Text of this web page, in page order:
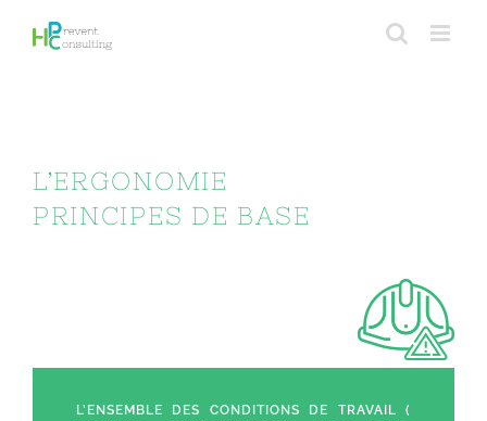
L’ERGONOMIE
PRINCIPES DE BASE
L’ENSEMBLE DES CONDITIONS DE TRAVAIL (